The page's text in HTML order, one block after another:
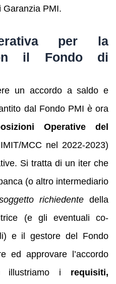
Garanzia PMI.
per la
il Fondo di
un accordo a saldo e
dal Fondo PMI è ora
Operative del
MCC nel 2022-2023)
Si tratta di un iter che
(o altro intermediario
richiedente della
(e gli eventuali co-
e il gestore del Fondo
ed approvare l’accordo
illustriamo i requisiti,